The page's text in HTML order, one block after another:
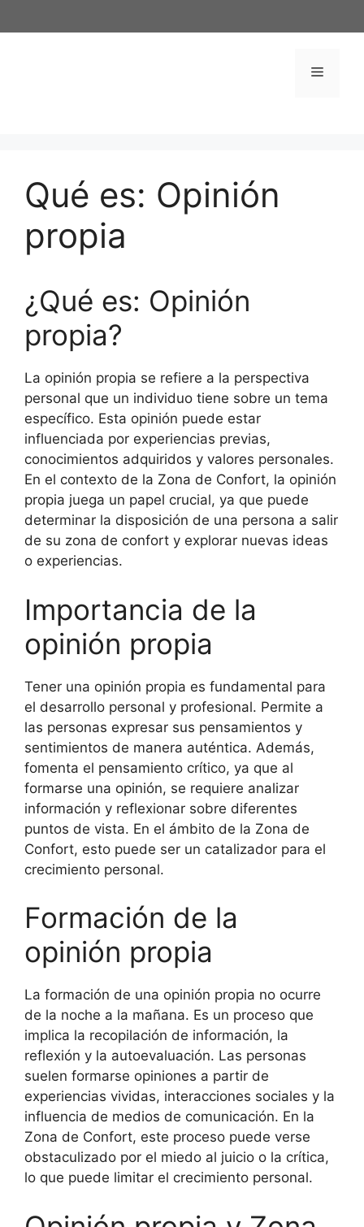
al
Menú
Qué es: Opinión
propia
¿Qué es: Opinión
propia?
La opinión propia se refiere a la perspectiva
personal que un individuo tiene sobre un tema
específico. Esta opinión puede estar
influenciada por experiencias previas,
conocimientos adquiridos y valores personales.
En el contexto de la Zona de Confort, la opinión
propia juega un papel crucial, ya que puede
determinar la disposición de una persona a salir
de su zona de confort y explorar nuevas ideas
o experiencias.
Importancia de la
opinión propia
Tener una opinión propia es fundamental para
el desarrollo personal y profesional. Permite a
las personas expresar sus pensamientos y
sentimientos de manera auténtica. Además,
fomenta el pensamiento crítico, ya que al
formarse una opinión, se requiere analizar
información y reflexionar sobre diferentes
puntos de vista. En el ámbito de la Zona de
Confort, esto puede ser un catalizador para el
crecimiento personal.
Formación de la
opinión propia
La formación de una opinión propia no ocurre
de la noche a la mañana. Es un proceso que
implica la recopilación de información, la
reflexión y la autoevaluación. Las personas
suelen formarse opiniones a partir de
experiencias vividas, interacciones sociales y la
influencia de medios de comunicación. En la
Zona de Confort, este proceso puede verse
obstaculizado por el miedo al juicio o la crítica,
lo que puede limitar el crecimiento personal.